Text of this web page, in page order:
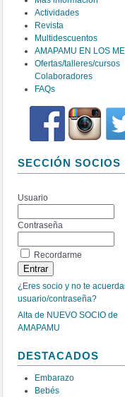
Actividades
Revista
Multidescuentos
AMAPAMU EN LOS
Ofertas/talleres/cursos
Colaboradores
FAQs
SECCIÓN SOCIOS
Usuario
Contraseña
Recordarme
¿Eres socio y no te
usuario/contraseña?
Alta de NUEVO SOCIO de
AMAPAMU
DESTACADOS
Embarazo
Bebés